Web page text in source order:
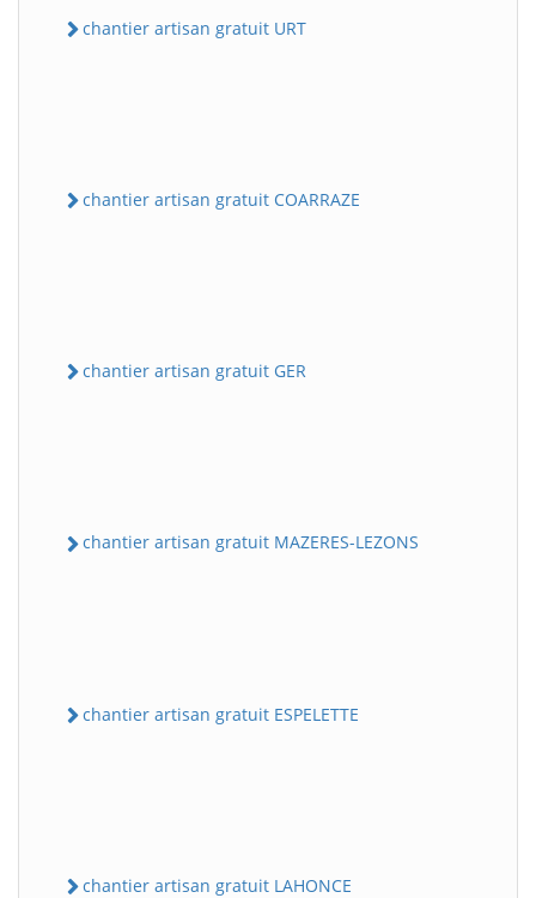
chantier artisan gratuit URT
chantier artisan gratuit COARRAZE
chantier artisan gratuit GER
chantier artisan gratuit MAZERES-LEZONS
chantier artisan gratuit ESPELETTE
chantier artisan gratuit LAHONCE